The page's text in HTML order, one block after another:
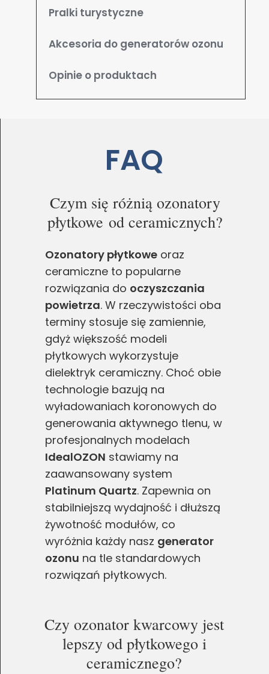
Pralki turystyczne
Akcesoria do generatorów ozonu
Opinie o produktach
FAQ
Czym się różnią ozonatory
płytkowe od ceramicznych?
Ozonatory płytkowe oraz
ceramiczne to popularne
rozwiązania do oczyszczania
powietrza. W rzeczywistości oba
terminy stosuje się zamiennie,
gdyż większość modeli
płytkowych wykorzystuje
dielektryk ceramiczny. Choć obie
technologie bazują na
wyładowaniach koronowych do
generowania aktywnego tlenu, w
profesjonalnych modelach
IdealOZON stawiamy na
zaawansowany system
Platinum Quartz. Zapewnia on
stabilniejszą wydajność i dłuższą
żywotność modułów, co
wyróżnia każdy nasz generator
ozonu na tle standardowych
rozwiązań płytkowych.
Czy ozonator kwarcowy jest
lepszy od płytkowego i
ceramicznego?